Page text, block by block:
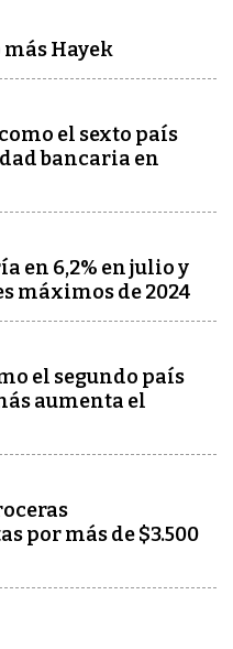
más Hayek
el sexto país
bancaria en
en 6,2% en julio y
máximos de 2024
el segundo país
aumenta el
por más de $3.500